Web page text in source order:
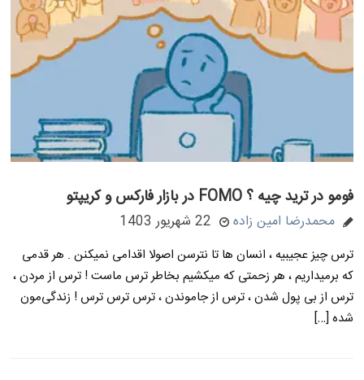
فومو در ترید چیه ؟ FOMO در بازار فارکس و کریپتو
محمدرضا امین زاده 22 شهریور 1403
ترس چیز عجیبیه ، انسان ها تا نترسن اصولا اقدامی نمیکنن . هر قدمی
که برمیداریم ، هر زحمتی که میکشیم بخاطر ترس ماست ! ترس از مردن ،
ترس از بی پول شدن ، ترس از جاموندن ، ترس ترس ترس ! زندگی‌مون
شده […]